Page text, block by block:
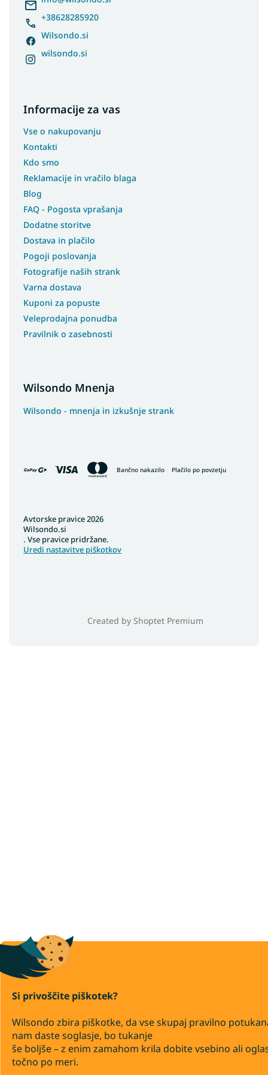
Si privoščite piškotek?
Wilsondo zbira piškotke, da vse skupaj pravilno
nam daste soglasje, bo tukanje
še boljše – z enim zamahom krila dobite vsebino ali
točno po meri.
+38628285920
Wilsondo.si
wilsondo.si
Informacije za vas
Vse o nakupovanju
Kontakti
Kdo smo
Reklamacije in vračilo blaga
Blog
FAQ - Pogosta vprašanja
Dodatne storitve
Dostava in plačilo
Pogoji poslovanja
Fotografije naših strank
Varna dostava
Kuponi za popuste
Veleprodajna ponudba
Pravilnik o zasebnosti
Wilsondo Mnenja
Wilsondo - mnenja in izkušnje strank
Bančno nakazilo Plačilo po povzetju
Created by Shoptet Premium
Avtorske pravice 2026
Wilsondo.si
. Vse pravice pridržane.
Uredi nastavitve piškotkov